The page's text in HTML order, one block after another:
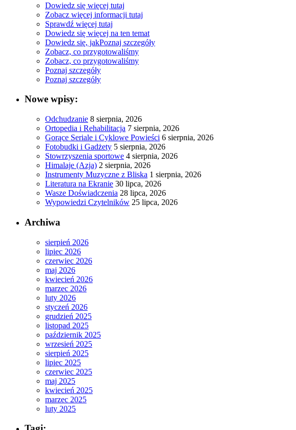
Dowiedz się więcej tutaj
Zobacz więcej informacji tutaj
Sprawdź więcej tutaj
Dowiedz się więcej na ten temat
Dowiedz się, jakPoznaj szczegóły
Zobacz, co przygotowaliśmy
Zobacz, co przygotowaliśmy
Poznaj szczegóły
Poznaj szczegóły
Nowe wpisy:
Odchudzanie 8 sierpnia, 2026
Ortopedia i Rehabilitacja 7 sierpnia, 2026
Gorące Seriale i Cyklowe Powieści 6 sierpnia, 2026
Fotobudki i Gadżety 5 sierpnia, 2026
Stowrzyszenia sportowe 4 sierpnia, 2026
Himalaje (Azja) 2 sierpnia, 2026
Instrumenty Muzyczne z Bliska 1 sierpnia, 2026
Literatura na Ekranie 30 lipca, 2026
Wasze Doświadczenia 28 lipca, 2026
Wypowiedzi Czytelników 25 lipca, 2026
Archiwa
sierpień 2026
lipiec 2026
czerwiec 2026
maj 2026
kwiecień 2026
marzec 2026
luty 2026
styczeń 2026
grudzień 2025
listopad 2025
październik 2025
wrzesień 2025
sierpień 2025
lipiec 2025
czerwiec 2025
maj 2025
kwiecień 2025
marzec 2025
luty 2025